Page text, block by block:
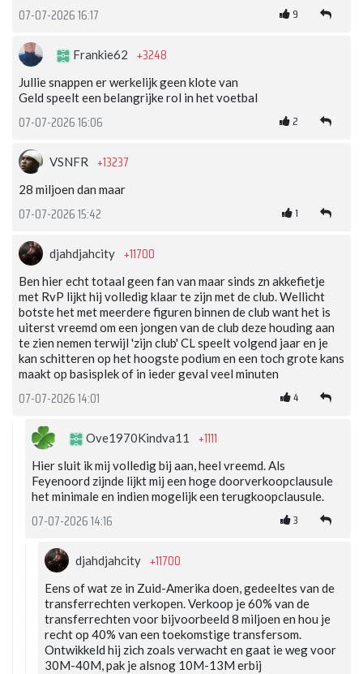
07-07-2026 16:17 9
Frankie62 +3248
Jullie snappen er werkelijk geen klote van
Geld speelt een belangrijke rol in het voetbal
07-07-2026 16:06 2
VSNFR +13237
28 miljoen dan maar
07-07-2026 15:42 1
djahdjahcity +11700
Ben hier echt totaal geen fan van maar sinds zn akkefietje
met RvP lijkt hij volledig klaar te zijn met de club. Wellicht
botste het met meerdere figuren binnen de club want het is
uiterst vreemd om een jongen van de club deze houding aan
te zien nemen terwijl 'zijn club' CL speelt volgend jaar en je
kan schitteren op het hoogste podium en een toch grote kans
maakt op basisplek of in ieder geval veel minuten
07-07-2026 14:01 4
Ove1970Kindva11 +1111
Hier sluit ik mij volledig bij aan, heel vreemd. Als
Feyenoord zijnde lijkt mij een hoge doorverkoopclausule
het minimale en indien mogelijk een terugkoopclausule.
07-07-2026 14:16 3
djahdjahcity +11700
Eens of wat ze in Zuid-Amerika doen, gedeeltes van de
transferrechten verkopen. Verkoop je 60% van de
transferrechten voor bijvoorbeeld 8 miljoen en hou je
recht op 40% van een toekomstige transfersom.
Ontwikkeld hij zich zoals verwacht en gaat ie weg voor
30M-40M, pak je alsnog 10M-13M erbij